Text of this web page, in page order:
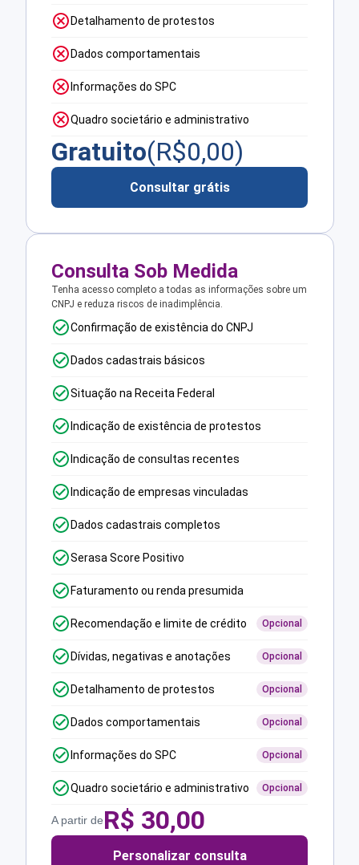
Detalhamento de protestos
Dados comportamentais
Informações do SPC
Quadro societário e administrativo
Gratuito(R$0,00)
Consultar grátis
Consulta Sob Medida
Tenha acesso completo a todas as informações sobre um
CNPJ e reduza riscos de inadimplência.
Confirmação de existência do CNPJ
Dados cadastrais básicos
Situação na Receita Federal
Indicação de existência de protestos
Indicação de consultas recentes
Indicação de empresas vinculadas
Dados cadastrais completos
Serasa Score Positivo
Faturamento ou renda presumida
Recomendação e limite de crédito Opcional
Dívidas, negativas e anotações Opcional
Detalhamento de protestos Opcional
Dados comportamentais Opcional
Informações do SPC Opcional
Quadro societário e administrativo Opcional
A partir deR$ 30,00
Personalizar consulta